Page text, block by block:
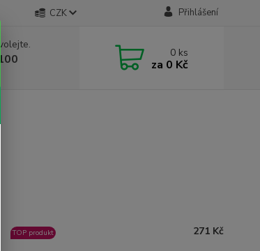
CZK Přihlášení
0 ks
za 0 Kč
TOP produkt 271 Kč